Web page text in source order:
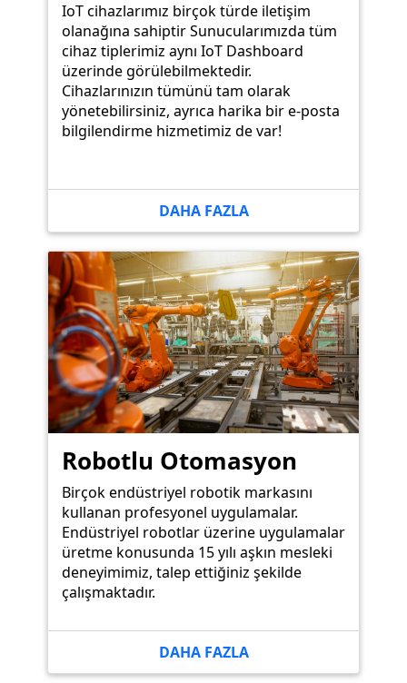
IoT cihazlarımız birçok türde iletişim
olanağına sahiptir Sunucularımızda tüm
cihaz tiplerimiz aynı IoT Dashboard
üzerinde görülebilmektedir.
Cihazlarınızın tümünü tam olarak
yönetebilirsiniz, ayrıca harika bir e-posta
bilgilendirme hizmetimiz de var!
DAHA FAZLA
Robotlu Otomasyon
Birçok endüstriyel robotik markasını
kullanan profesyonel uygulamalar.
Endüstriyel robotlar üzerine uygulamalar
üretme konusunda 15 yılı aşkın mesleki
deneyimimiz, talep ettiğiniz şekilde
çalışmaktadır.
DAHA FAZLA